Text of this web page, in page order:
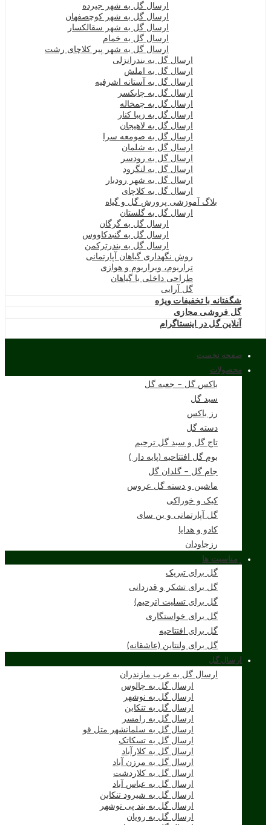
ارسال گل به شهر جیرده
ارسال گل به شهر کوچصفهان
ارسال گل به شهر سقالکسار
ارسال گل به خمام
ارسال گل به شهر پیر کلاچای رشت
ارسال گل به بندرانزلی
ارسال گل به املش
ارسال گل به آستانه اشرفیه
ارسال گل به چابکسر
ارسال گل به چمخاله
ارسال گل به زیبا کنار
ارسال گل به لاهیجان
ارسال گل به صومعه سرا
ارسال گل به شلمان
ارسال گل به رودسر
ارسال گل به لنگرود
ارسال گل به شهر رودبار
ارسال گل به کلاچای
بلاگ آموزشی پرورش گل و گیاه
ارسال گل به گلستان
ارسال گل به گرگان
ارسال گل به گنبدکاووس
ارسال گل به بندرترکمن
روش نگهداری گیاهان آپارتمانی
تراریوم، ویراریوم و هوازی
طراحی داخلی با گیاهان
گل آرایی
شگفتانه با تخفیفات ویژه
گل فروشی مجازی
آنلاین گل در اینستاگرام
صفحه نخست
محصولات
باکس گل – جعبه گل
سبد گل
رز باکس
دسته گل
تاج گل و سبد گل ترحیم
بوم گل افتتاحیه (پایه دار )
جام گل – گلدان گل
ماشین و دسته گل عروس
کیک و خوراکی
گل آپارتمانی و بن سای
کادو و هدایا
رزجاودان
مناسبت ها
گل برای تبریک
گل برای تشکر و قدردانی
گل برای تسلیت (ترحیم)
گل برای خواستگاری
گل برای افتتاحیه
گل برای ولنتاین (عاشقانه)
ارسال گل
ارسال گل به غرب مازندران
ارسال گل به چالوس
ارسال گل به نوشهر
ارسال گل به تنکابن
ارسال گل به رامسر
ارسال گل به سلمانشهر متل قو
ارسال گل به تسکاتک
ارسال گل به کلارآباد
ارسال گل به مرزن آباد
ارسال گل به کلاردشت
ارسال گل به عباس آباد
ارسال گل به شیرود تنکابن
ارسال گل به بند پی نوشهر
ارسال گل به رویان